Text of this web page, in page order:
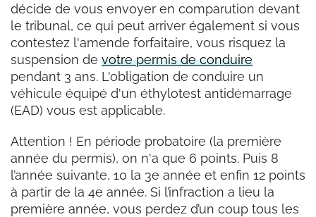
décide de vous envoyer en comparution devant
le tribunal, ce qui peut arriver également si vous
contestez l'amende forfaitaire, vous risquez la
suspension de votre permis de conduire
pendant 3 ans. L'obligation de conduire un
véhicule équipé d'un éthylotest antidémarrage
(EAD) vous est applicable.
Attention ! En période probatoire (la première
année du permis), on n'a que 6 points. Puis 8
l’année suivante, 10 la 3e année et enfin 12 points
à partir de la 4e année. Si l’infraction a lieu la
première année, vous perdez d’un coup tous les